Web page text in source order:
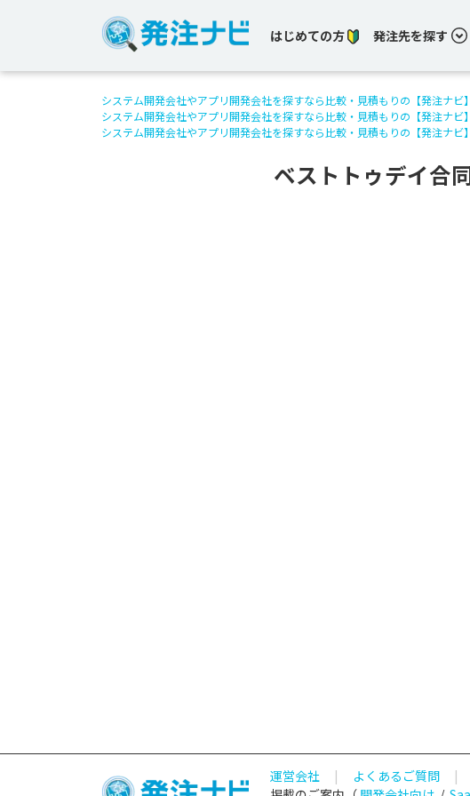
はじめての方 発注先を探す
システム開発会社やアプリ開発会社を探すなら比較・見積もりの【発注ナビ】
システム開発会社やアプリ開発会社を探すなら比較・見積もりの【発注ナビ】
システム開発会社やアプリ開発会社を探すなら比較・見積もりの【発注ナビ】
ベストトゥデイ合
運営会社 | よくあるご質問 |